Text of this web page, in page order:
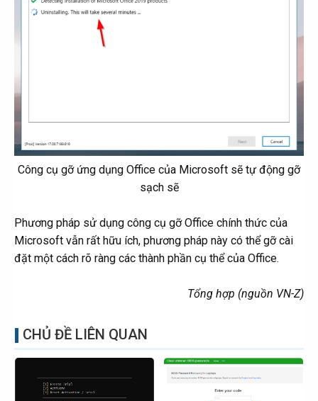
Công cụ gỡ ứng dụng Office của Microsoft sẽ tự động gỡ
sạch sẽ
Phương pháp sử dụng công cụ gỡ Office chính thức của
Microsoft vẫn rất hữu ích, phương pháp này có thể gỡ cài
đặt một cách rõ ràng các thành phần cụ thể của Office.
Tổng hợp (nguồn VN-Z)
CHỦ ĐỀ LIÊN QUAN